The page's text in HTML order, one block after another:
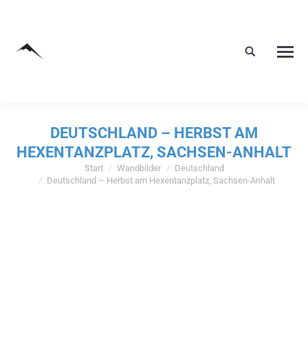
DEUTSCHLAND – HERBST AM
HEXENTANZPLATZ, SACHSEN-ANHALT
Sie befinden sich hier:
Start Wandbilder
Deutschland
Deutschland – Herbst am Hexentanzplatz, Sachsen-Anhalt